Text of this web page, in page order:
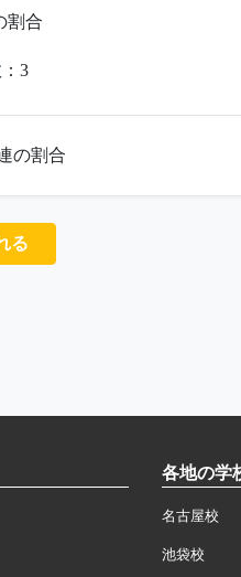
割合
3
の割合
る
各地の学
名古屋校
池袋校